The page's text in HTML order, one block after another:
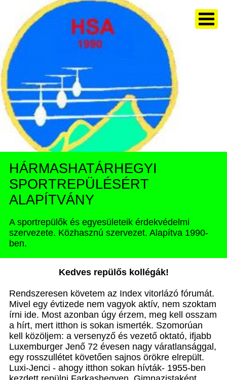
HÁRMASHATÁRHEGYI
SPORTREPÜLÉSÉRT
ALAPÍTVÁNY
A sportrepülők és egyesületeik érdekvédelmi
szervezete. Közhasznú szervezet. Alapítva 1990-
ben.
Kedves repülős kollégák!
Rendszeresen követem az Index vitorlázó fórumát.
Mivel egy évtizede nem vagyok aktív, nem szoktam
írni ide. Most azonban úgy érzem, meg kell osszam
a hírt, mert itthon is sokan ismerték. Szomorúan
kell közöljem: a versenyző és vezető oktató, ifjabb
Luxemburger Jenő 72 évesen nagy váratlansággal,
egy rosszullétet követően sajnos örökre elrepült.
Luxi-Jenci - ahogy itthon sokan hívták- 1955-ben